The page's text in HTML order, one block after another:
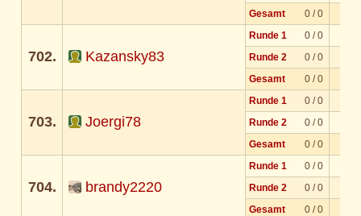
Gesamt
0 / 0
702. Kazansky83
Runde 1
0 / 0
Runde 2
0 / 0
Gesamt
0 / 0
703. Joergi78
Runde 1
0 / 0
Runde 2
0 / 0
Gesamt
0 / 0
704. brandy2220
Runde 1
0 / 0
Runde 2
0 / 0
Gesamt
0 / 0